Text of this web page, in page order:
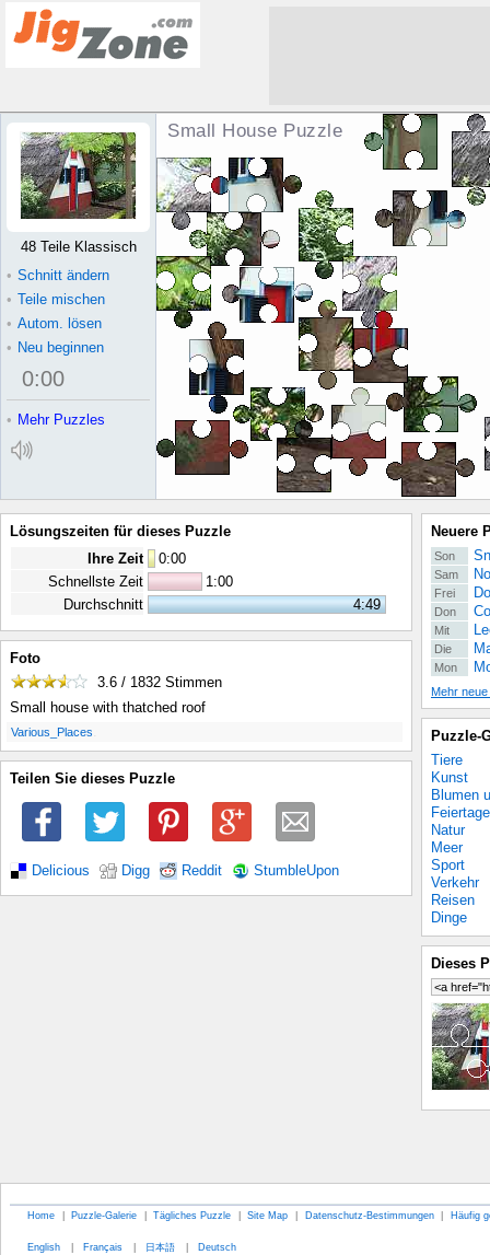
Small House Puzzle
48 Teile Klassisch
• Schnitt ändern
• Teile mischen
• Autom. lösen
• Neu beginnen
0:00
• Mehr Puzzles
Lösungszeiten für dieses Puzzle
Ihre Zeit
0:00
Schnellste Zeit
1:00
Durchschnitt
4:49
Foto
3.6 / 1832 Stimmen
Small house with thatched roof
Various_Places
Teilen Sie dieses Puzzle
Delicious Digg Reddit StumbleUpon
Neuere
Son
Sam
Frei
Don
Mit
Die
Mon
Mehr
Puzzle-
Tiere
Kunst
Blumen
Feiertage
Natur
Meer
Sport
Verkehr
Reisen
Dinge
Dieses
Home | Puzzle-Galerie | Tägliches Puzzle | Site Map | Datenschutz-Bestimmungen | Häufig
English | Français | 日本語 | Deutsch